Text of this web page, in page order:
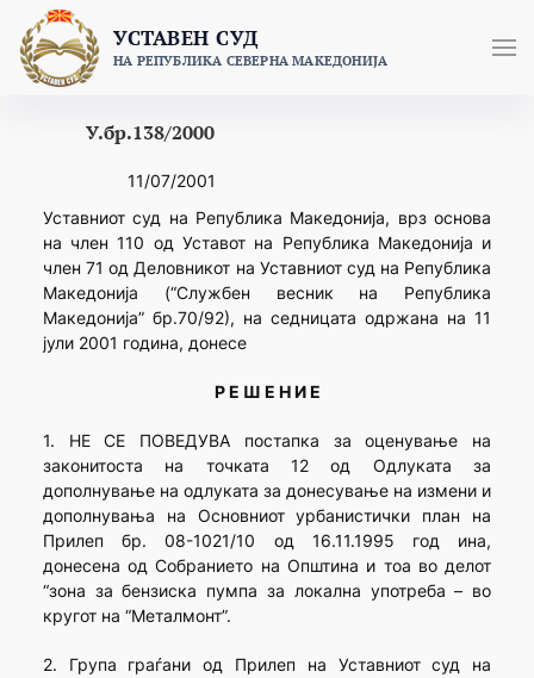
content
УСТАВЕН СУД
НА РЕПУБЛИКА СЕВЕРНА МАКЕДОНИЈА
У.бр.138/2000
11/07/2001
Уставниот суд на Република Македонија, врз основа
на член 110 од Уставот на Република Македонија и
член 71 од Деловникот на Уставниот суд на Република
Македонија (“Службен весник на Република
Македонија” бр.70/92), на седницата одржана на 11
јули 2001 година, донесе
Р Е Ш Е Н И Е
1. НЕ СЕ ПОВЕДУВА постапка за оценување на
законитоста на точката 12 од Одлуката за
дополнување на одлуката за донесување на измени и
дополнувања на Основниот урбанистички план на
Прилеп бр. 08-1021/10 од 16.11.1995 год ина,
донесена од Собранието на Општина и тоа во делот
“зона за бензиска пумпа за локална употреба – во
кругот на “Металмонт”.
2. Група граѓани од Прилеп на Уставниот суд на